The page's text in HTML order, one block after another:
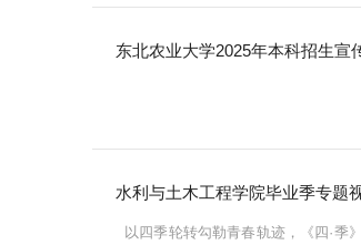
东北农业大学2025年本科招生宣
水利与土木工程学院毕业季专题
以四季轮转勾勒青春轨迹，《四·季